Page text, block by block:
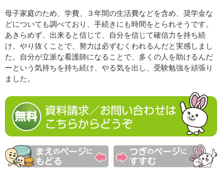
母子家庭のため、学費、３年間の生活費などを含め、奨学金な
どについても調べており、手続きにも時間をとられそうです。
あきらめず、出来ると信じて、自分を信じて確信力を持ち続
け、やり抜くことで、努力は必ずむくわれるんだと実感しまし
た。自分が立派な看護師になることで、多くの人を助けるんだ
ーという気持ちを持ち続け、やる気を出し、受験勉強を頑張り
ました。